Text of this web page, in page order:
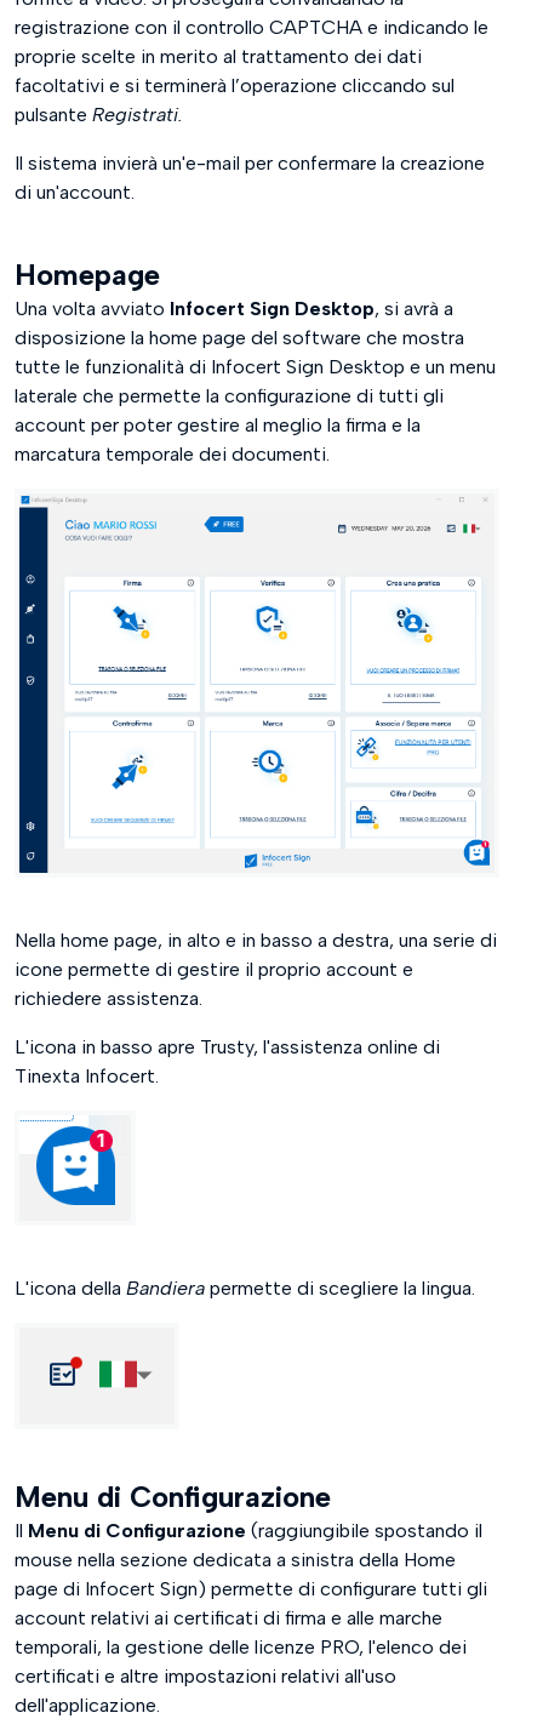
registrazione con il controllo CAPTCHA e indicando le
proprie scelte in merito al trattamento dei dati
facoltativi e si terminerà l’operazione cliccando sul
pulsante Registrati.
Il sistema invierà un'e-mail per confermare la creazione
di un'account.
Homepage
Una volta avviato Infocert Sign Desktop, si avrà a
disposizione la home page del software che mostra
tutte le funzionalità di Infocert Sign Desktop e un menu
laterale che permette la configurazione di tutti gli
account per poter gestire al meglio la firma e la
marcatura temporale dei documenti.
Nella home page, in alto e in basso a destra, una serie di
icone permette di gestire il proprio account e
richiedere assistenza.
L'icona in basso apre Trusty, l'assistenza online di
Tinexta Infocert.
L'icona della Bandiera permette di scegliere la lingua.
Menu di Configurazione
Il Menu di Configurazione (raggiungibile spostando il
mouse nella sezione dedicata a sinistra della Home
page di Infocert Sign) permette di configurare tutti gli
account relativi ai certificati di firma e alle marche
temporali, la gestione delle licenze PRO, l'elenco dei
certificati e altre impostazioni relativi all'uso
dell'applicazione.